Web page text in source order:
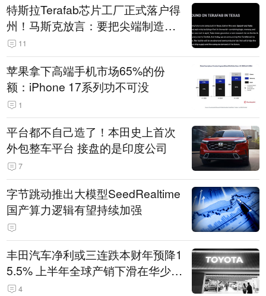
特斯拉Terafab芯片工厂正式落户得
州！马斯克放言：要把尖端制造带
回美国
11
苹果拿下高端手机市场65%的份
额：iPhone 17系列功不可没
1
平台都不自己造了！本田史上首次
外包整车平台 接盘的是印度公司
7
字节跳动推出大模型SeedRealtime
国产算力逻辑有望持续加强
丰田汽车净利或三连跌本财年预降1
5.5% 上半年全球产销下滑在华少卖
14.3万辆
4